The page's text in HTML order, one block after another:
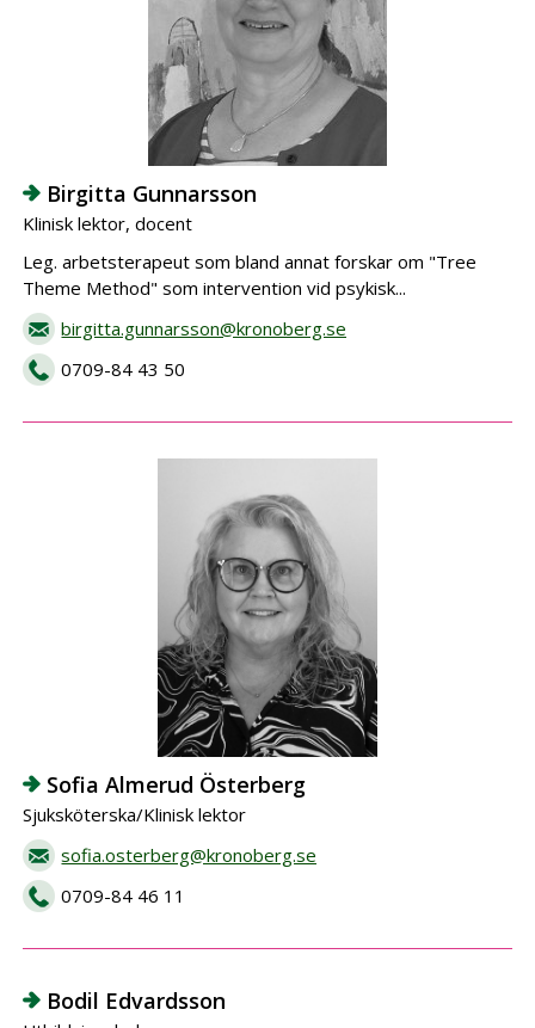
Birgitta Gunnarsson
Klinisk lektor, docent
Leg. arbetsterapeut som bland annat forskar om "Tree
Theme Method" som intervention vid psykisk...
birgitta.gunnarsson@kronoberg.se
0709-84 43 50
Sofia Almerud Österberg
Sjuksköterska/Klinisk lektor
sofia.osterberg@kronoberg.se
0709-84 46 11
Bodil Edvardsson